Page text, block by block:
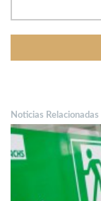
Noticias Relacionadas